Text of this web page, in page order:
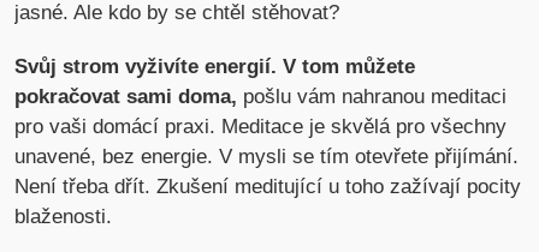
jasné. Ale kdo by se chtěl stěhovat?
Svůj strom vyživíte energií. V tom můžete
pokračovat sami doma, pošlu vám nahranou meditaci
pro vaši domácí praxi. Meditace je skvělá pro všechny
unavené, bez energie. V mysli se tím otevřete přijímání.
Není třeba dřít. Zkušení meditující u toho zažívají pocity
blaženosti.